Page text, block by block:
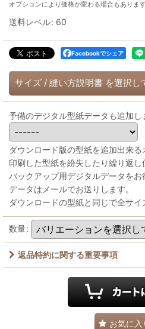
オプションにより価格が変わる場合もあります
送料レベル: 60
Facebookでシェア
サイズ / 縫い方説明書 を選択し
予備のデジタル型紙データも追加し
ダウンロード版の型紙を追加出来る
印刷した型紙を紛失したり繰り返
バックアップ用デジタルデータをお
データはメールでお送りします。
ダウンロードの型紙と同じで全サイ
数量:
返品特約に関する重要事項
お気に入